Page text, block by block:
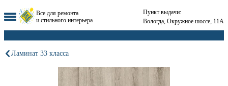
Все для ремонта
и стильного интерьера
Пункт выдачи:
Вологда, Окружное шоссе, 11А
Ламинат 33 класса